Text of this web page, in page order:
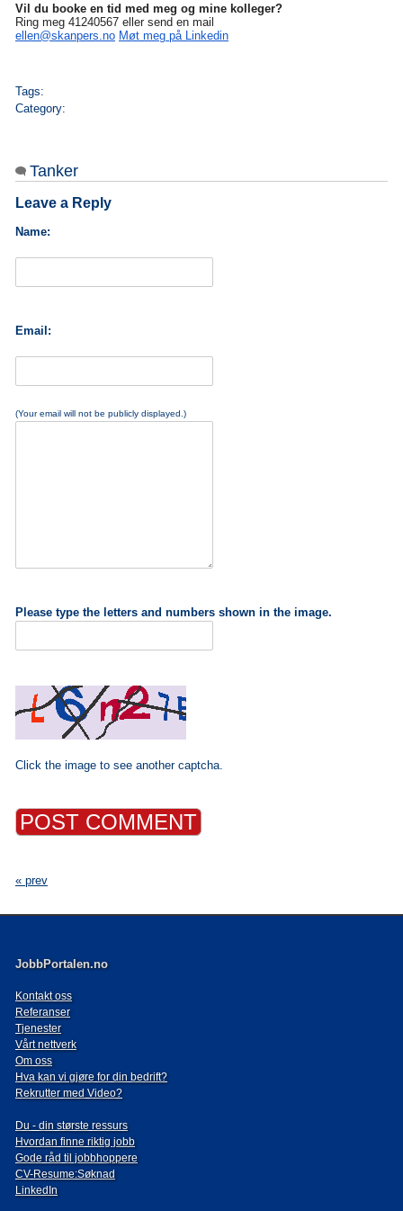
Vil du booke en tid med meg og mine kolleger?
Ring meg 41240567 eller send en mail
ellen@skanpers.no Møt meg på Linkedin
Tags:
Category:
Tanker
Leave a Reply
Name:
Email:
(Your email will not be publicly displayed.)
Please type the letters and numbers shown in the image.
Click the image to see another captcha.
« prev
JobbPortalen.no
Kontakt oss
Referanser
Tjenester
Vårt nettverk
Om oss
Hva kan vi gjøre for din bedrift?
Rekrutter med Video?
Du - din største ressurs
Hvordan finne riktig jobb
Gode råd til jobbhoppere
CV-Resume:Søknad
LinkedIn